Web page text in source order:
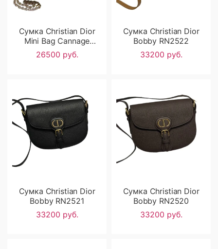
Сумка Christian Dior
Mini Bag Cannage
Lambskin RN2541
26500 руб.
Сумка Christian Dior
Bobby RN2522
33200 руб.
Сумка Christian Dior
Bobby RN2521
33200 руб.
Сумка Christian Dior
Bobby RN2520
33200 руб.